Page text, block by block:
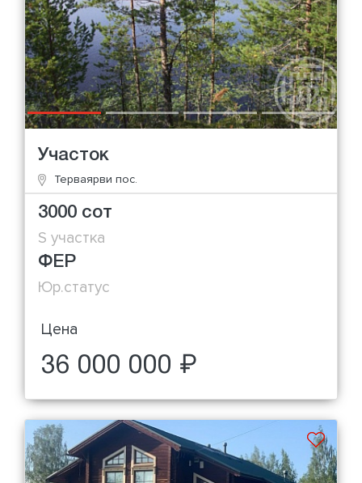
Участок
Терваярви пос.
3000 сот
S участка
ФЕР
Юр.статус
Цена
36 000 000 ₽